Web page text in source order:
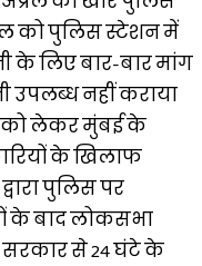
को पुलिस स्टेशन में
के लिए बार-बार मांग
उपलब्ध नहीं कराया
को लेकर मुंबई के
के खिलाफ
पुलिस पर
के बाद लोकसभा
सरकार से 24 घंटे के